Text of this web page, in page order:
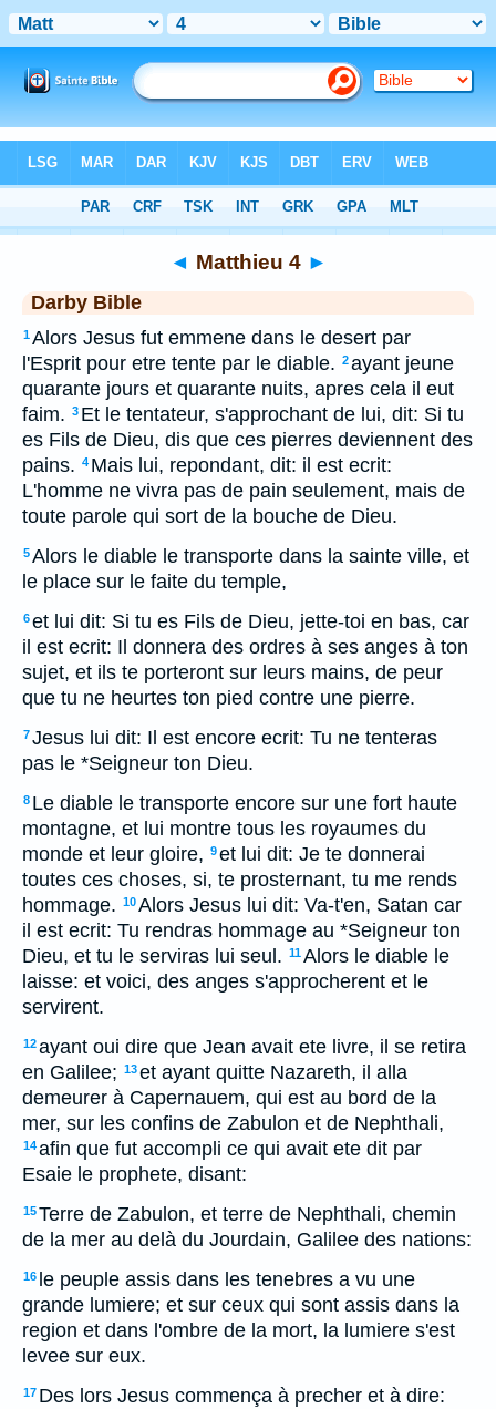
> Matthieu 4
◄ Matthieu 4 ►
Darby Bible
1Alors Jesus fut emmene dans le desert par
l'Esprit pour etre tente par le diable. 2ayant jeune
quarante jours et quarante nuits, apres cela il eut
faim. 3 Et le tentateur, s'approchant de lui, dit: Si tu
es Fils de Dieu, dis que ces pierres deviennent des
pains. 4 Mais lui, repondant, dit: il est ecrit:
L'homme ne vivra pas de pain seulement, mais de
toute parole qui sort de la bouche de Dieu.
5Alors le diable le transporte dans la sainte ville, et
le place sur le faite du temple,
6et lui dit: Si tu es Fils de Dieu, jette-toi en bas, car
il est ecrit: Il donnera des ordres à ses anges à ton
sujet, et ils te porteront sur leurs mains, de peur
que tu ne heurtes ton pied contre une pierre.
7Jesus lui dit: Il est encore ecrit: Tu ne tenteras
pas le *Seigneur ton Dieu.
8 Le diable le transporte encore sur une fort haute
montagne, et lui montre tous les royaumes du
monde et leur gloire, 9et lui dit: Je te donnerai
toutes ces choses, si, te prosternant, tu me rends
hommage. 10Alors Jesus lui dit: Va-t'en, Satan car
il est ecrit: Tu rendras hommage au *Seigneur ton
Dieu, et tu le serviras lui seul. 11Alors le diable le
laisse: et voici, des anges s'approcherent et le
servirent.
12ayant oui dire que Jean avait ete livre, il se retira
en Galilee; 13et ayant quitte Nazareth, il alla
demeurer à Capernauem, qui est au bord de la
mer, sur les confins de Zabulon et de Nephthali,
14afin que fut accompli ce qui avait ete dit par
Esaie le prophete, disant:
15Terre de Zabulon, et terre de Nephthali, chemin
de la mer au delà du Jourdain, Galilee des nations:
16 le peuple assis dans les tenebres a vu une
grande lumiere; et sur ceux qui sont assis dans la
region et dans l'ombre de la mort, la lumiere s'est
levee sur eux.
17 Des lors Jesus commença à precher et à dire: